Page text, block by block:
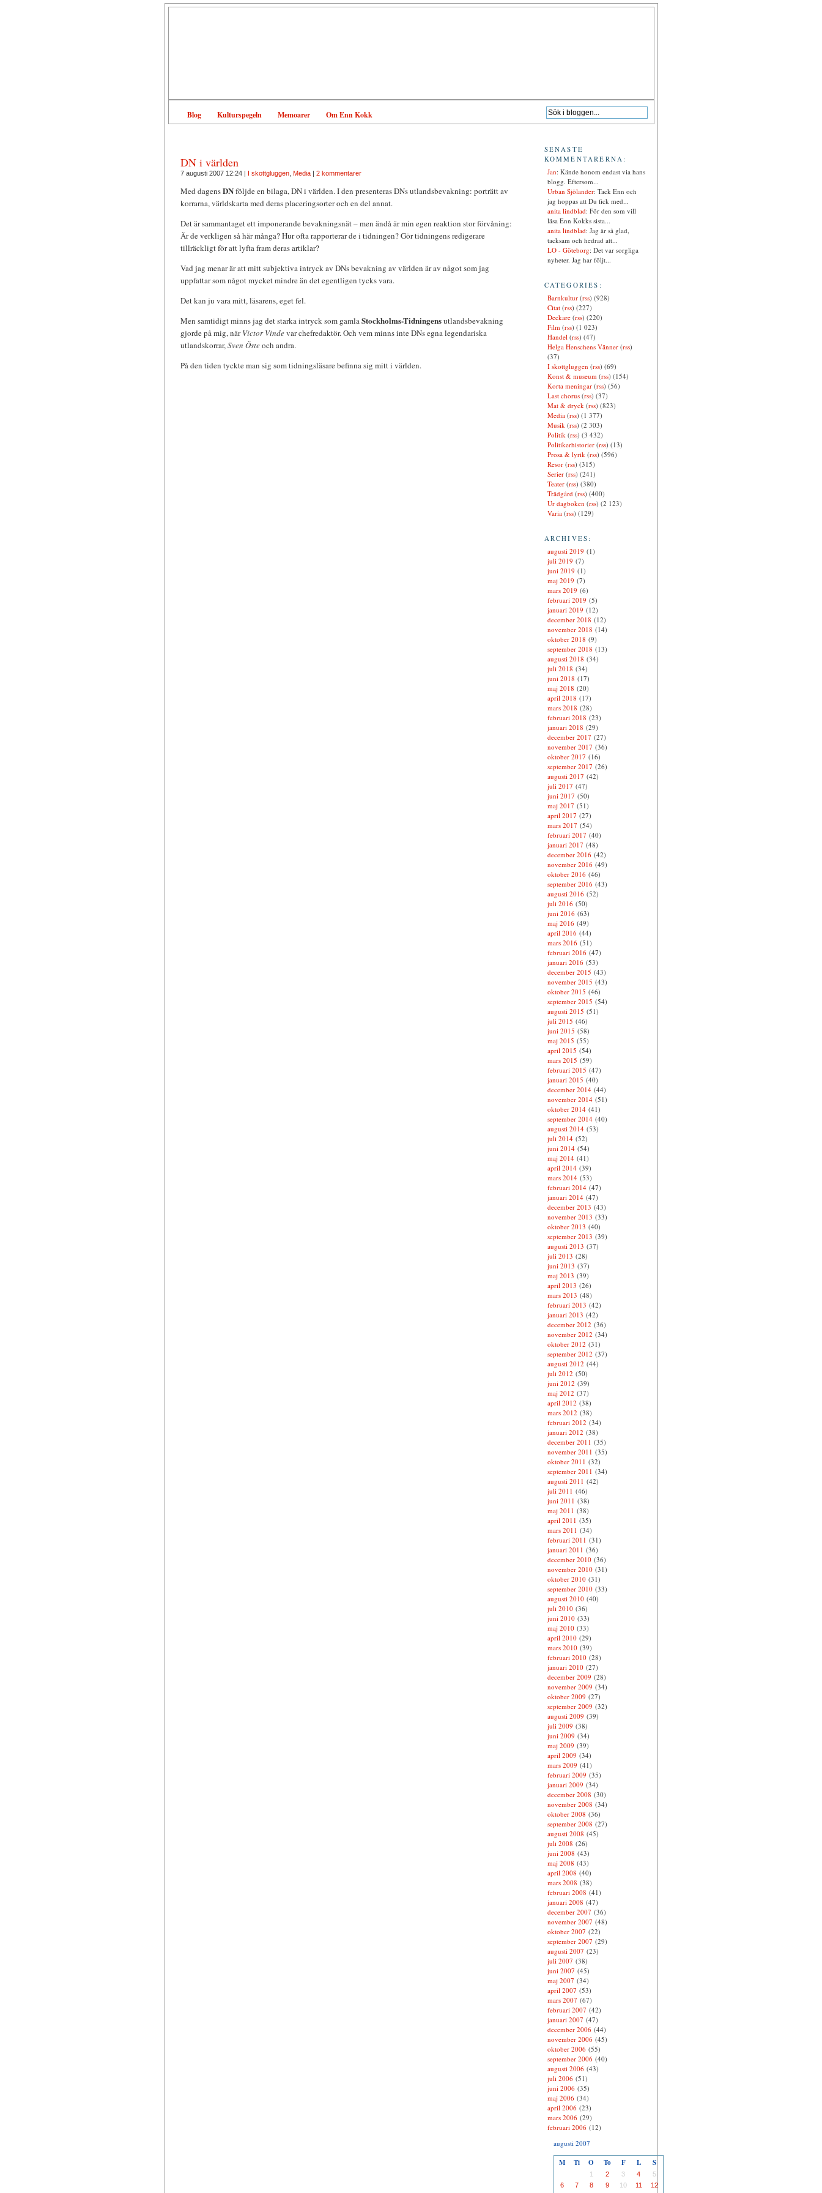
Blog Kulturspegeln Memoarer Om Enn Kokk
DN i världen
7 augusti 2007 12:24 | I skottgluggen, Media| 2 kommentarer
Med dagensDNföljde en bilaga, DN i världen. I den presenteras DNs utlandsbevakning: porträtt av
korrarna, världskarta med deras placeringsorter och en del annat.
Det är sammantaget ett imponerande bevakningsnät – men ändå är min egen reaktion stor förvåning:
Är de verkligen så här många? Hur ofta rapporterar de i tidningen? Gör tidningens redigerare
tillräckligt för att lyfta fram deras artiklar?
Vad jag menar är att mitt subjektiva intryck av DNs bevakning av världen är av något som jag
uppfattar som något mycket mindre än det egentligen tycks vara.
Det kan ju vara mitt, läsarens, eget fel.
Men samtidigt minns jag det starka intryck som gamlaStockholms-Tidningensutlandsbevakning
gjorde på mig, närVictor Vindevar chefredaktör. Och vem minns inte DNs egna legendariska
utlandskorrar,Sven Östeoch andra.
På den tiden tyckte man sig som tidningsläsare befinna sig mitt i världen.
SENASTE
KOMMENTARERNA:
Jan: Kände honom endast via hans
blogg. Eftersom...
Urban Sjölander: Tack Enn och
jag hoppas att Du fick med...
anita lindblad: För den som vill
läsa Enn Kokks sista...
anita lindblad: Jag är så glad,
tacksam och hedrad att...
LO - Göteborg: Det var sorgliga
nyheter. Jag har följt...
CATEGORIES:
Barnkultur(rss) (928)
Citat(rss) (227)
Deckare(rss) (220)
Film(rss) (1 023)
Handel(rss) (47)
Helga Henschens Vänner(rss)
(37)
I skottgluggen (rss) (69)
Konst & museum(rss) (154)
Korta meningar(rss) (56)
Last chorus(rss) (37)
Mat & dryck(rss) (823)
Media(rss) (1 377)
Musik(rss) (2 303)
Politik(rss) (3 432)
Politikerhistorier(rss) (13)
Prosa & lyrik(rss) (596)
Resor(rss) (315)
Serier(rss) (241)
Teater(rss) (380)
Trädgård(rss) (400)
Ur dagboken (rss) (2 123)
Varia(rss) (129)
ARCHIVES:
augusti 2019 (1)
juli 2019 (7)
juni 2019 (1)
maj 2019 (7)
mars 2019 (6)
februari 2019 (5)
januari 2019 (12)
december 2018 (12)
november 2018 (14)
oktober 2018 (9)
september 2018 (13)
augusti 2018 (34)
juli 2018 (34)
juni 2018 (17)
maj 2018 (20)
april 2018 (17)
mars 2018 (28)
februari 2018 (23)
januari 2018 (29)
december 2017 (27)
november 2017 (36)
oktober 2017 (16)
september 2017 (26)
augusti 2017 (42)
juli 2017 (47)
juni 2017 (50)
maj 2017 (51)
april 2017 (27)
mars 2017 (54)
februari 2017 (40)
januari 2017 (48)
december 2016(42)
november 2016(49)
oktober 2016(46)
september 2016(43)
augusti 2016(52)
juli 2016(50)
juni 2016(63)
maj 2016(49)
april 2016(44)
mars 2016(51)
februari 2016(47)
januari 2016(53)
december 2015 (43)
november 2015 (43)
oktober 2015 (46)
september 2015 (54)
augusti 2015 (51)
juli 2015 (46)
juni 2015 (58)
maj 2015 (55)
april 2015 (54)
mars 2015 (59)
februari 2015 (47)
januari 2015 (40)
december 2014(44)
november 2014(51)
oktober 2014(41)
september 2014(40)
augusti 2014(53)
juli 2014(52)
juni 2014(54)
maj 2014(41)
april 2014(39)
mars 2014(53)
februari 2014(47)
januari 2014(47)
december 2013 (43)
november 2013 (33)
oktober 2013 (40)
september 2013 (39)
augusti 2013 (37)
juli 2013 (28)
juni 2013 (37)
maj 2013 (39)
april 2013 (26)
mars 2013 (48)
februari 2013 (42)
januari 2013 (42)
december 2012 (36)
november 2012 (34)
oktober 2012 (31)
september 2012 (37)
augusti 2012 (44)
juli 2012 (50)
juni 2012 (39)
maj 2012 (37)
april 2012 (38)
mars 2012 (38)
februari 2012 (34)
januari 2012 (38)
december 2011 (35)
november 2011 (35)
oktober 2011 (32)
september 2011 (34)
augusti 2011 (42)
juli 2011 (46)
juni 2011 (38)
maj 2011 (38)
april 2011 (35)
mars 2011 (34)
februari 2011 (31)
januari 2011 (36)
december 2010(36)
november 2010(31)
oktober 2010(31)
september 2010(33)
augusti 2010(40)
juli 2010(36)
juni 2010(33)
maj 2010(33)
april 2010(29)
mars 2010(39)
februari 2010(28)
januari 2010(27)
december 2009 (28)
november 2009 (34)
oktober 2009 (27)
september 2009 (32)
augusti 2009 (39)
juli 2009 (38)
juni 2009 (34)
maj 2009 (39)
april 2009 (34)
mars 2009 (41)
februari 2009 (35)
januari 2009 (34)
december 2008 (30)
november 2008 (34)
oktober 2008 (36)
september 2008 (27)
augusti 2008 (45)
juli 2008 (26)
juni 2008 (43)
maj 2008 (43)
april 2008 (40)
mars 2008 (38)
februari 2008 (41)
januari 2008 (47)
december 2007 (36)
november 2007 (48)
oktober 2007 (22)
september 2007 (29)
augusti 2007 (23)
juli 2007 (38)
juni 2007 (45)
maj 2007 (34)
april 2007 (53)
mars 2007 (67)
februari 2007 (42)
januari 2007 (47)
december 2006(44)
november 2006(45)
oktober 2006(55)
september 2006(40)
augusti 2006(43)
juli 2006(51)
juni 2006(35)
maj 2006(34)
april 2006(23)
mars 2006(29)
februari 2006(12)
augusti 2007
M Ti O To F L S
1 2 3 4
5
6
7 8 9 10 11
12